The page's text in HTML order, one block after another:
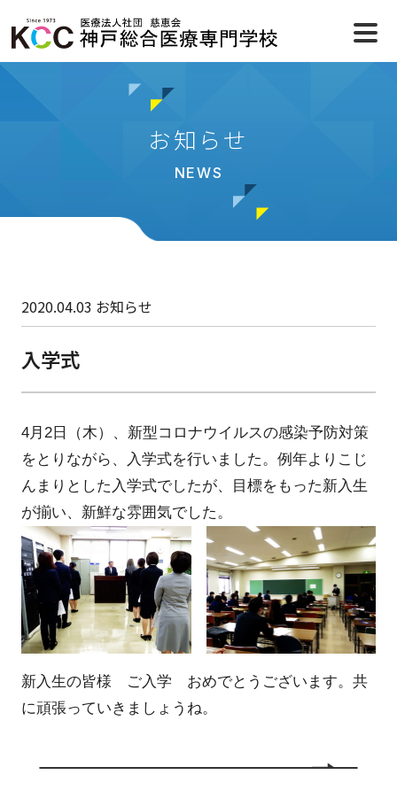
お知らせ
NEWS
2020.04.03 お知らせ
入学式
4月2日（木）、新型コロナウイルスの感染予防対策
をとりながら、入学式を行いました。例年よりこじ
んまりとした入学式でしたが、目標をもった新入生
が揃い、新鮮な雰囲気でした。
新入生の皆様 ご入学 おめでとうございます。共
に頑張っていきましょうね。